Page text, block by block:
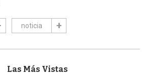
noticia
Las Más Vistas